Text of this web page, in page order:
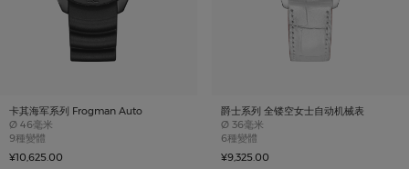
卡其海军系列 Frogman Auto
Ø Case size
46毫米
9種變體
¥10,625.00
爵士系列 全镂空女士自动机械表
Ø Case size
36毫米
6種變體
¥9,325.00